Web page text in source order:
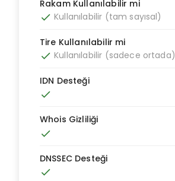
Rakam Kullanılabilir mi
done Kullanılabilir (tam sayısal)
Tire Kullanılabilir mi
done Kullanılabilir (sadece ortada)
IDN Desteği
done
Whois Gizliliği
done
DNSSEC Desteği
done